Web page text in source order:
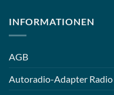
INFORMATIONEN
AGB
Autoradio-Adapter